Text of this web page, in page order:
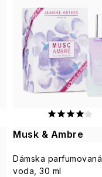
Musk & Ambre
Dámska parfumovaná
voda, 30 ml